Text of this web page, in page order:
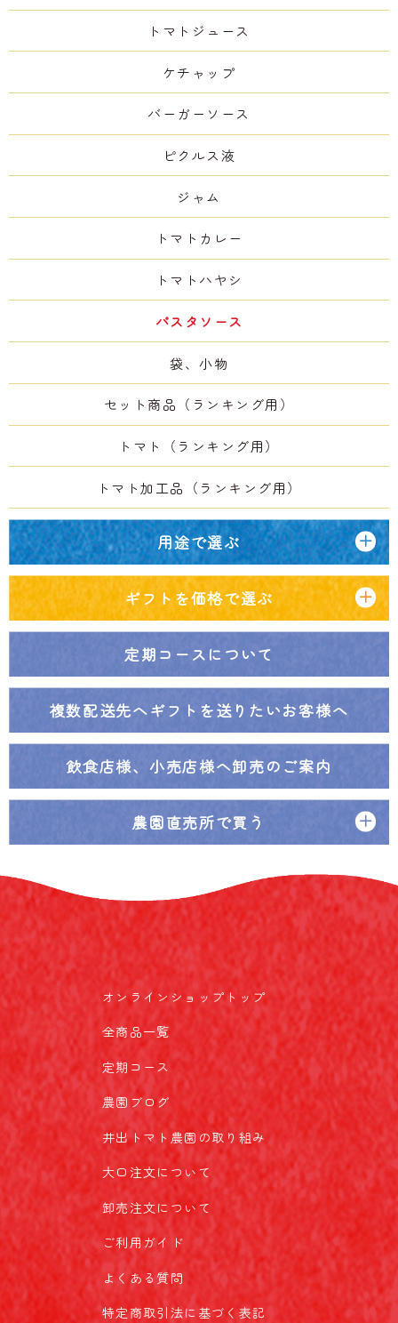
トマトジュース
ケチャップ
バーガーソース
ピクルス液
ジャム
トマトカレー
トマトハヤシ
パスタソース
袋、小物
セット商品（ランキング用）
トマト（ランキング用）
トマト加工品（ランキング用）
用途で選ぶ
ギフトを価格で選ぶ
定期コースについて
複数配送先へギフトを送りたいお客様へ
飲食店様、小売店様へ卸売のご案内
農園直売所で買う
オンラインショップトップ
全商品一覧
定期コース
農園ブログ
井出トマト農園の取り組み
大口注文について
卸売注文について
ご利用ガイド
よくある質問
特定商取引法に基づく表記